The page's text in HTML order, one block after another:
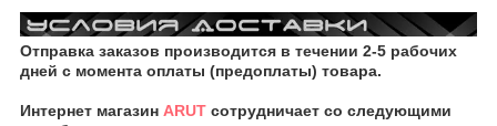
Отправка заказов производится в течении 2-5 рабочих
дней с момента оплаты (предоплаты) товара.
Интернет магазин ARUT сотрудничает со следующими